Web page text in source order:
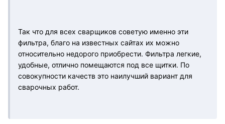
Так что для всех сварщиков советую именно эти
фильтра, благо на известных сайтах их можно
относительно недорого приобрести. Фильтра легкие,
удобные, отлично помещаются под все щитки. По
совокупности качеств это наилучший вариант для
сварочных работ.